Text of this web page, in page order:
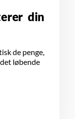
din
de penge,
løbende